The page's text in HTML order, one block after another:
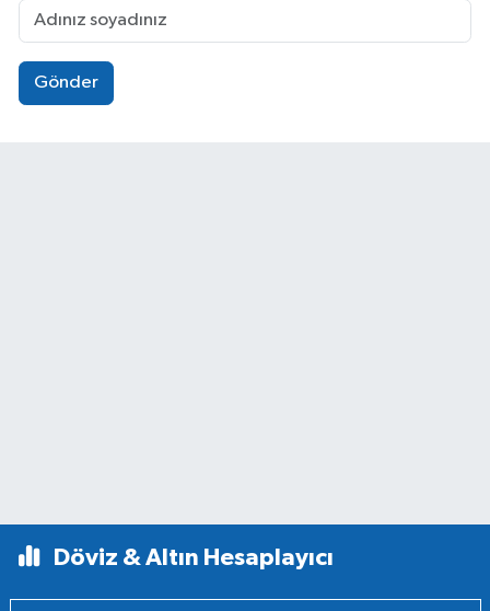
Gönder
Döviz & Altın Hesaplayıcı